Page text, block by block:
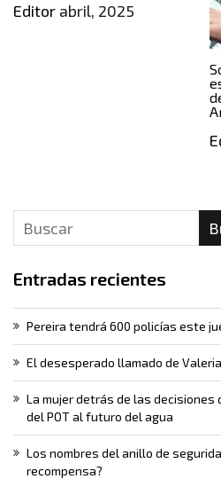
Editor abril, 2025
Entradas recientes
Pereira tendrá 600 policías este
El desesperado llamado de
La mujer detrás de las decisiones
del POT al futuro del agua
Los nombres del anillo de
recompensa?